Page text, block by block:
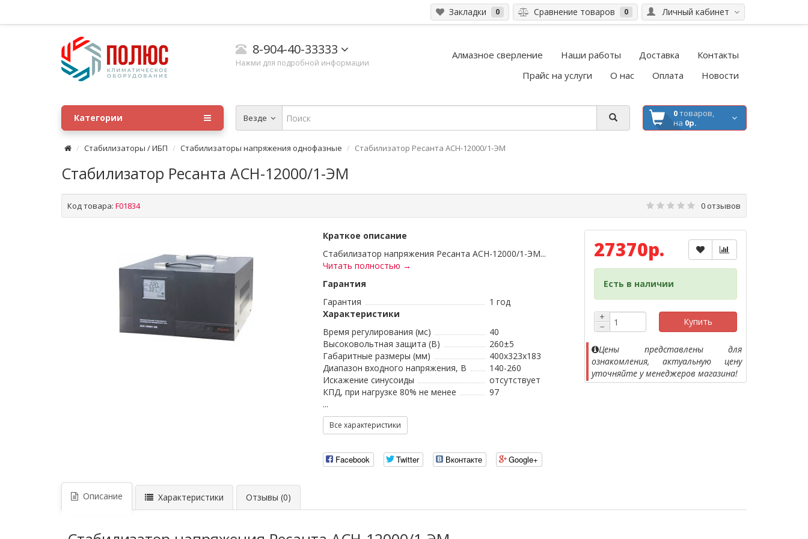
Личный кабинет
Закладки 0 Сравнение товаров 0
8-904-40-33333
Нажми для подробной информации
Алмазное сверление Наши работы Доставка
Контакты
Прайс на услуги
О нас Оплата Новости
Везде 0товаров,
на 0р.
Категории
Стабилизаторы / ИБП Стабилизаторы напряжения однофазные Стабилизатор Ресанта АСН-12000/1-ЭМ
Стабилизатор Ресанта АСН-12000/1-ЭМ
Код товара: F01834 0 отзывов
Краткое описание
Стабилизатор напряжения Ресанта АСН-12000/1-ЭМ...
Читать полностью →
Гарантия
Гарантия
1 год
Характеристики
Время регулирования (мс)
40
Высоковольтная защита (В)
260±5
Габаритные размеры (мм)
400х323х183
Диапазон входного напряжения, В
140-260
Искажение синусоиды
отсутствует
КПД, при нагрузке 80% не менее
97
...
Все характеристики
Facebook Twitter Вконтакте Google+
27370р.
Есть в наличии
+
−
Купить
Цены представлены для
ознакомления, актуальную цену
уточняйте у менеджеров магазина!
Описание Характеристики Отзывы (0)